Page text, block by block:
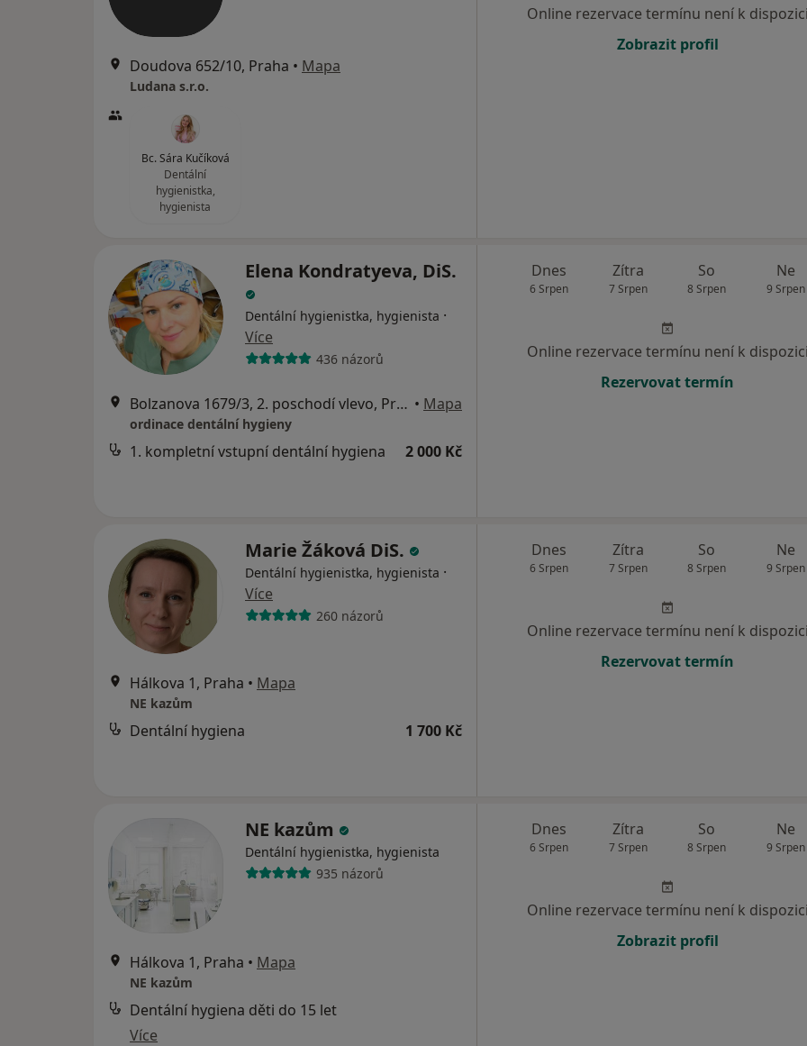
Doudova 652/10, Praha • Mapa
Ludana s.r.o.
Bc. Sára Kučíková
Dentální
hygienistka,
hygienista
Online rezervace termínu není k dispozici
Zobrazit profil
Elena Kondratyeva, DiS.
Dentální hygienistka, hygienista ·
Více
436 názorů
Bolzanova 1679/3, 2. poschodí vlevo, Praha • Mapa
ordinace dentální hygieny
1. kompletní vstupní dentální hygiena 2 000 Kč
Dnes
6 Srpen
Zítra
7 Srpen
So
8 Srpen
Ne
9 Srpen
Online rezervace termínu není k dispozici
Rezervovat termín
Marie Žáková DiS.
Dentální hygienistka, hygienista ·
Více
260 názorů
Hálkova 1, Praha • Mapa
NE kazům
Dentální hygiena 1 700 Kč
Dnes
6 Srpen
Zítra
7 Srpen
So
8 Srpen
Ne
9 Srpen
Online rezervace termínu není k dispozici
Rezervovat termín
NE kazům
Dentální hygienistka, hygienista
935 názorů
Hálkova 1, Praha • Mapa
NE kazům
Dentální hygiena děti do 15 let
Více
Dnes
6 Srpen
Zítra
7 Srpen
So
8 Srpen
Ne
9 Srpen
Online rezervace termínu není k dispozici
Zobrazit profil